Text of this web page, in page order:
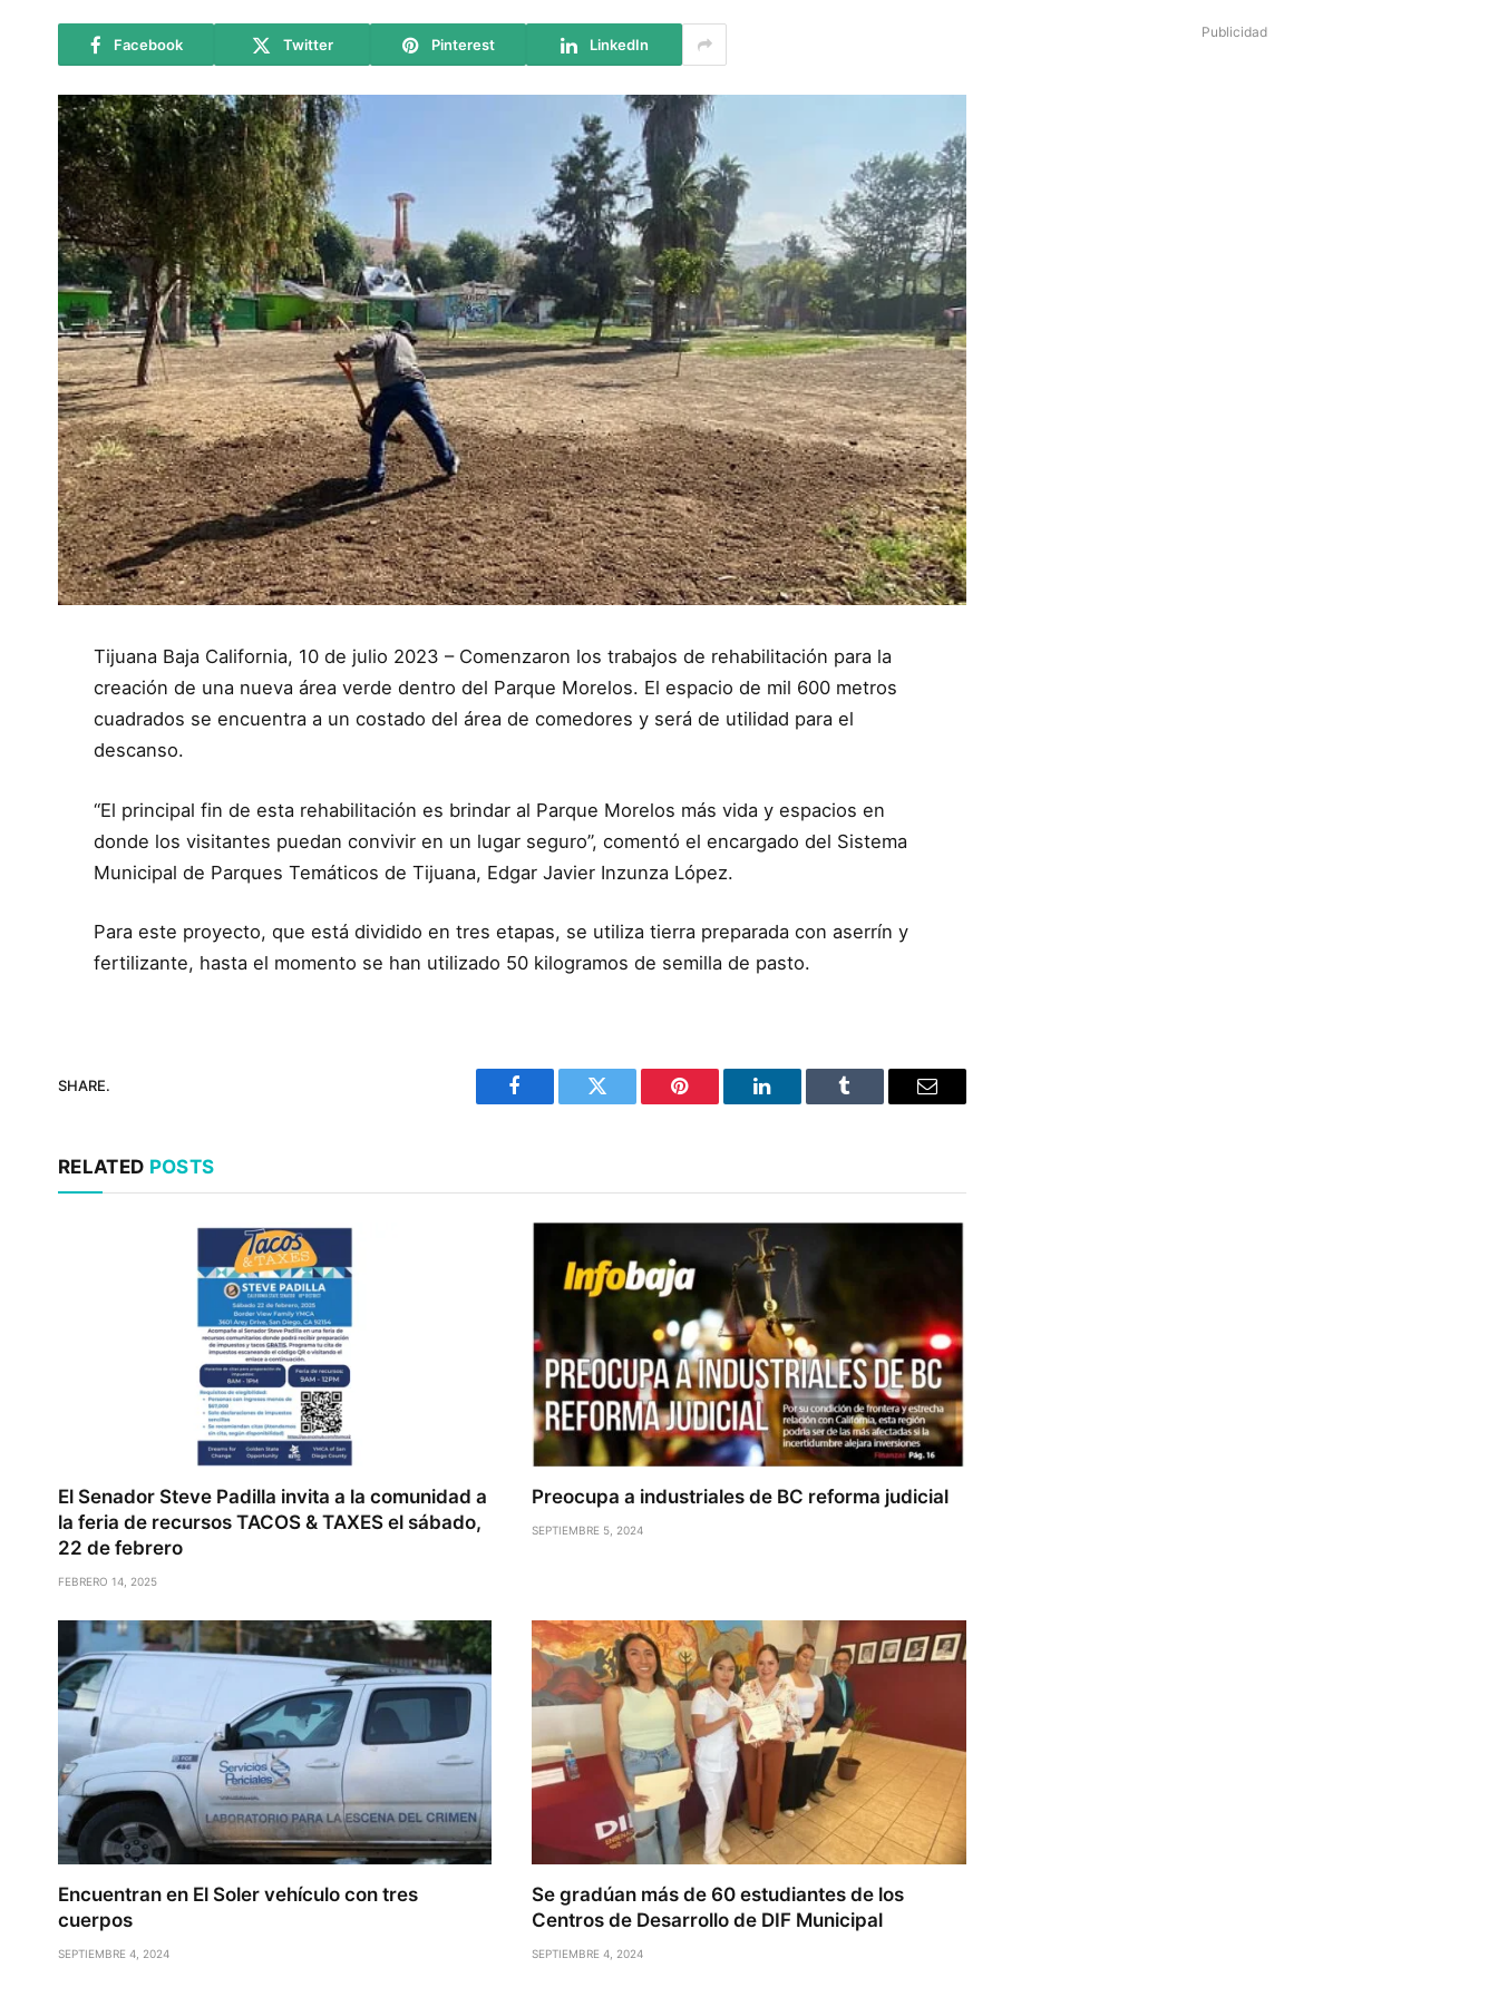
Facebook Twitter Pinterest LinkedIn
Tijuana Baja California, 10 de julio 2023 – Comenzaron los trabajos de rehabilitación para la
creación de una nueva área verde dentro del Parque Morelos. El espacio de mil 600 metros
cuadrados se encuentra a un costado del área de comedores y será de utilidad para el
descanso.
“El principal fin de esta rehabilitación es brindar al Parque Morelos más vida y espacios en
donde los visitantes puedan convivir en un lugar seguro”, comentó el encargado del Sistema
Municipal de Parques Temáticos de Tijuana, Edgar Javier Inzunza López.
Para este proyecto, que está dividido en tres etapas, se utiliza tierra preparada con aserrín y
fertilizante, hasta el momento se han utilizado 50 kilogramos de semilla de pasto.
SHARE.
Facebook Twitter Pinterest LinkedIn Tumblr Email
RELATED POSTS
El Senador Steve Padilla invita a la comunidad a
la feria de recursos TACOS & TAXES el sábado,
22 de febrero
FEBRERO 14, 2025
Preocupa a industriales de BC reforma judicial
SEPTIEMBRE 5, 2024
Encuentran en El Soler vehículo con tres
cuerpos
SEPTIEMBRE 4, 2024
Se gradúan más de 60 estudiantes de los
Centros de Desarrollo de DIF Municipal
SEPTIEMBRE 4, 2024
Publicidad